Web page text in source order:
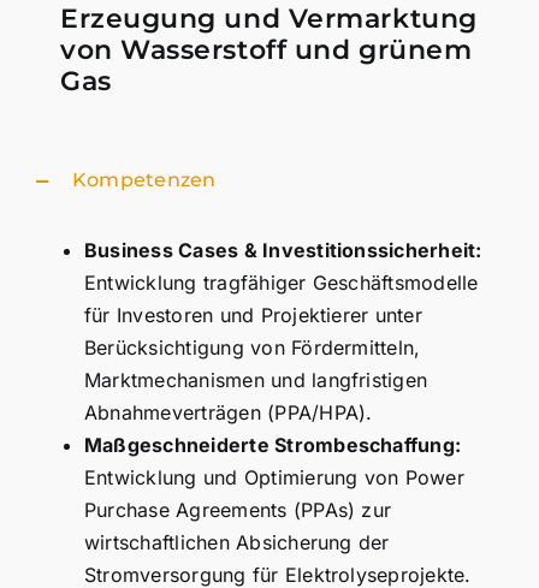
Erzeugung und Vermarktung
von Wasserstoff und grünem
Gas
Kompetenzen
Business Cases & Investitionssicherheit:
Entwicklung tragfähiger Geschäftsmodelle
für Investoren und Projektierer unter
Berücksichtigung von Fördermitteln,
Marktmechanismen und langfristigen
Abnahmeverträgen (PPA/HPA).
Maßgeschneiderte Strombeschaffung:
Entwicklung und Optimierung von Power
Purchase Agreements (PPAs) zur
wirtschaftlichen Absicherung der
Stromversorgung für Elektrolyseprojekte.